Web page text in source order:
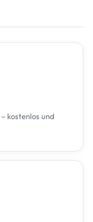
kostenlos und